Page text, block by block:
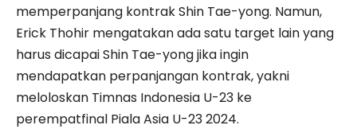
memperpanjang kontrak Shin Tae-yong. Namun,
Erick Thohir mengatakan ada satu target lain yang
harus dicapai Shin Tae-yong jika ingin
mendapatkan perpanjangan kontrak, yakni
meloloskan Timnas Indonesia U-23 ke
perempatfinal Piala Asia U-23 2024.